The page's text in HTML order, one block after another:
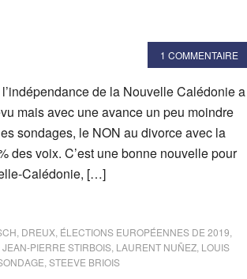
1 COMMENTAIRE
de la Nouvelle Calédonie a
mais avec une avance un peu moindre
sondages, le NON au divorce avec la
des voix. C’est une bonne nouvelle pour
Calédonie, […]
DREUX ÉLECTIONS EUROPÉENNES DE 2019
JEAN-PIERRE STIRBOIS LAURENT NUÑEZ LOUIS
STEEVE BRIOIS